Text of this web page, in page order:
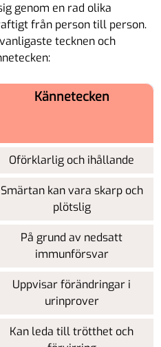
genom en rad olika
från person till person.
tecknen och
Kännetecken
Oförklarlig och ihållande
Smärtan kan vara skarp och
plötslig
På grund av nedsatt
immunförsvar
Uppvisar förändringar i
urinprover
Kan leda till trötthet och